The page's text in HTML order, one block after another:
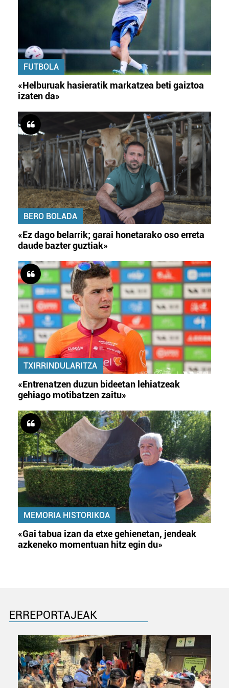
FUTBOLA
«Helburuak hasieratik markatzea beti gaiztoa
izaten da»
BERO BOLADA
«Ez dago belarrik; garai honetarako oso erreta
daude bazter guztiak»
TXIRRINDULARITZA
«Entrenatzen duzun bideetan lehiatzeak
gehiago motibatzen zaitu»
MEMORIA HISTORIKOA
«Gai tabua izan da etxe gehienetan, jendeak
azkeneko momentuan hitz egin du»
ERREPORTAJEAK